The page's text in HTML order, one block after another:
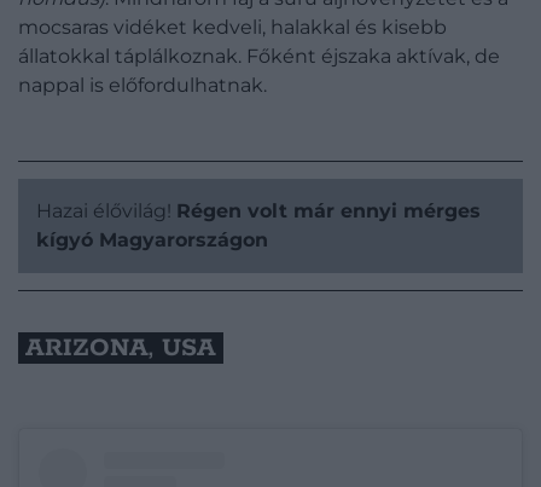
mocsaras vidéket kedveli, halakkal és kisebb
állatokkal táplálkoznak. Főként éjszaka aktívak, de
nappal is előfordulhatnak.
Hazai élővilág! Régen volt már ennyi mérges
kígyó Magyarországon
ARIZONA, USA